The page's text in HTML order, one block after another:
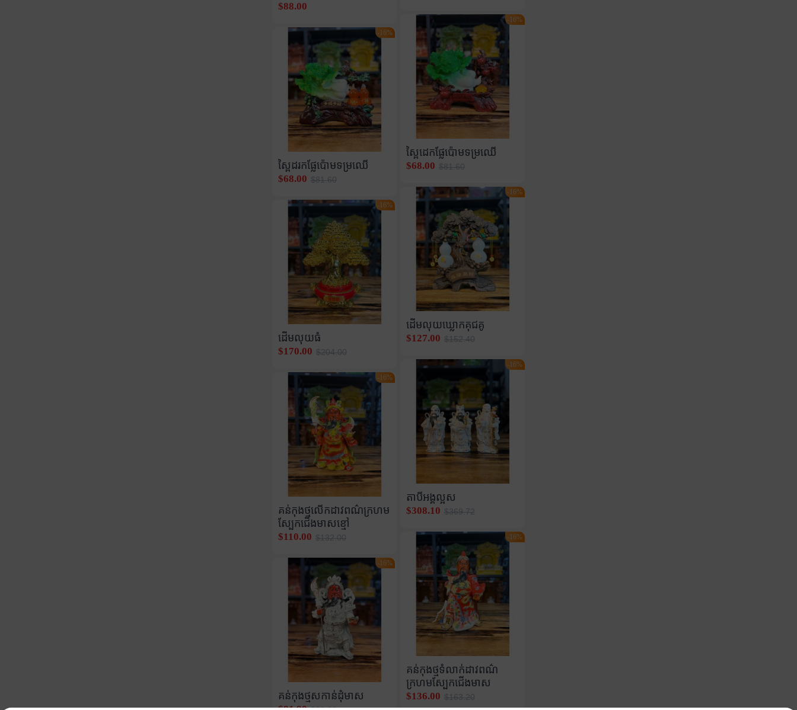
$88.00
ស្ពៃដរកផ្លែប៉ោមទម្រឈើ
$68.00 $81.60
-16%
ដើមលុយធំ
$170.00 $204.00
-16%
គន់កុងថ្មលើកដាវពណ៌ក្រហម
ស្បែកជើងមាសខ្មៅ
$110.00 $132.00
-16%
គន់កុងថ្មសកាន់ដុំមាស
-16%
ស្ពៃដេកផ្លែប៉ោមទម្រឈើ
$68.00 $81.60
-16%
ដើមលុយឃ្លោកគុជគូ
$127.00 $152.40
-16%
តាបីអង្គល្អស
$308.10 $369.72
-16%
គន់កុងថ្មទំលាក់ដាវពណ៌
ក្រហមស្បែកជើងមាស
$136.00 $163.20
-16%